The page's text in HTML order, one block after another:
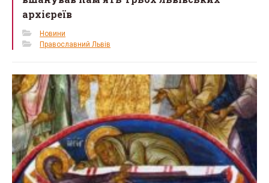
архієреїв
Новини
Православний Львів